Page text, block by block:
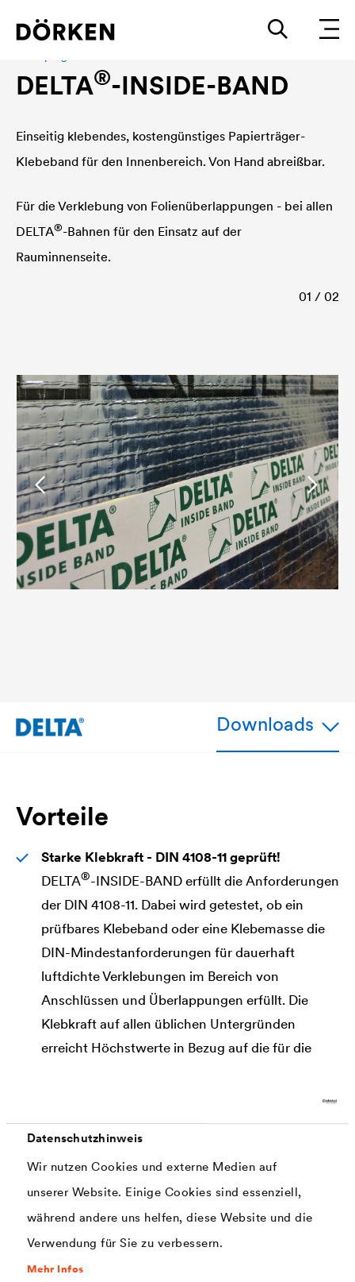
Datenschutzhinweis
Wir nutzen Cookies und externe Medien auf
unserer Website. Einige Cookies sind essenziell,
während andere uns helfen, diese Website und die
Verwendung für Sie zu verbessern.
Mehr Infos
DELTA®-INSIDE-BAND
Einseitig klebendes, kostengünstiges Papierträger-
Klebeband für den Innenbereich. Von Hand abreißbar.
Für die Verklebung von Folienüberlappungen - bei allen
DELTA®-Bahnen für den Einsatz auf der
Rauminnenseite.
01 / 02
Downloads
Vorteile
Starke Klebkraft - DIN 4108-11 geprüft!
DELTA®-INSIDE-BAND erfüllt die Anforderungen
der DIN 4108-11. Dabei wird getestet, ob ein
prüfbares Klebeband oder eine Klebemasse die
DIN-Mindestanforderungen für dauerhaft
luftdichte Verklebungen im Bereich von
Anschlüssen und Überlappungen erfüllt. Die
Klebkraft auf allen üblichen Untergründen
erreicht Höchstwerte in Bezug auf die für die
notwendige Dauerklebkraft. Dadurch haben Sie
eine offizielle und objektive Bestätigung für
unsere Produktqualität.
Anwendung
In folgendem Video sehen Sie die Verklebung einer